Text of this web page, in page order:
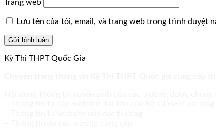
Trang web
Lưu tên của tôi, email, và trang web trong trình duyệt
Kỳ Thi THPT Quốc Gia